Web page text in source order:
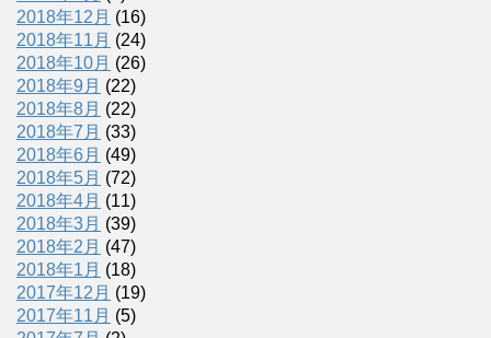
2018年12月 (16)
2018年11月 (24)
2018年10月 (26)
2018年9月 (22)
2018年8月 (22)
2018年7月 (33)
2018年6月 (49)
2018年5月 (72)
2018年4月 (11)
2018年3月 (39)
2018年2月 (47)
2018年1月 (18)
2017年12月 (19)
2017年11月 (5)